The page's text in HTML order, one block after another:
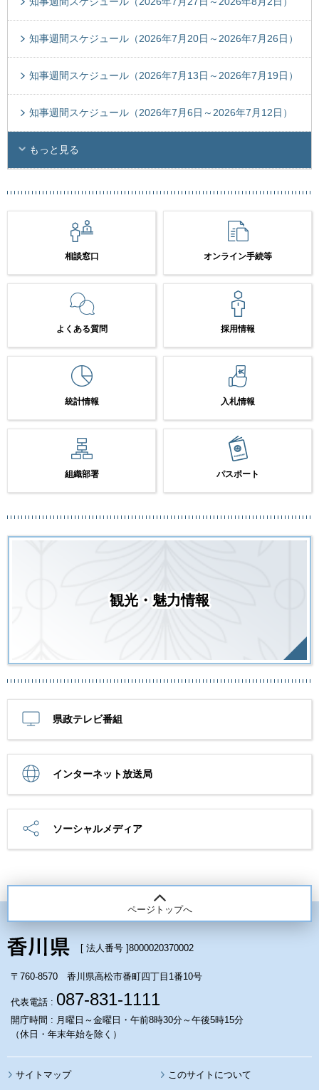
知事週間スケジュール（2026年7月20日～2026年7月26日）
知事週間スケジュール（2026年7月13日～2026年7月19日）
知事週間スケジュール（2026年7月6日～2026年7月12日）
もっと見る
相談窓口 オンライン手続等
よくある質問 採用情報
統計情報 入札情報
組織部署 パスポート
観光・魅力情報
県政テレビ番組
インターネット放送局
ソーシャルメディア
ページトップへ
[ 法人番号 ]8000020370002
〒760-8570 香川県高松市番町四丁目1番10号
代表電話 : 087-831-1111
開庁時間 : 月曜日～金曜日・午前8時30分～午後5時15分
（休日・年末年始を除く）
サイトマップ このサイトについて